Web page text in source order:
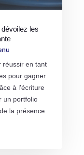
les
réussir en tant
pour gagner
à l'écriture
un portfolio
la présence